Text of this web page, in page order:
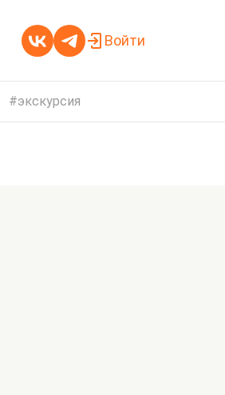
Войти
экскурсия